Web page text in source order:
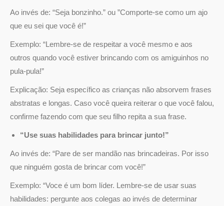
Ao invés de: “Seja bonzinho.” ou ”Comporte-se como um ajo
que eu sei que você é!”
Exemplo: “Lembre-se de respeitar a você mesmo e aos
outros quando você estiver brincando com os amiguinhos no
pula-pula!”
Explicação: Seja específico as crianças não absorvem frases
abstratas e longas. Caso você queira reiterar o que você falou,
confirme fazendo com que seu filho repita a sua frase.
“Use suas habilidades para brincar junto!”
Ao invés de: “Pare de ser mandão nas brincadeiras. Por isso
que ninguém gosta de brincar com você!”
Exemplo: “Voce é um bom líder. Lembre-se de usar suas
habilidades: pergunte aos colegas ao invés de determinar